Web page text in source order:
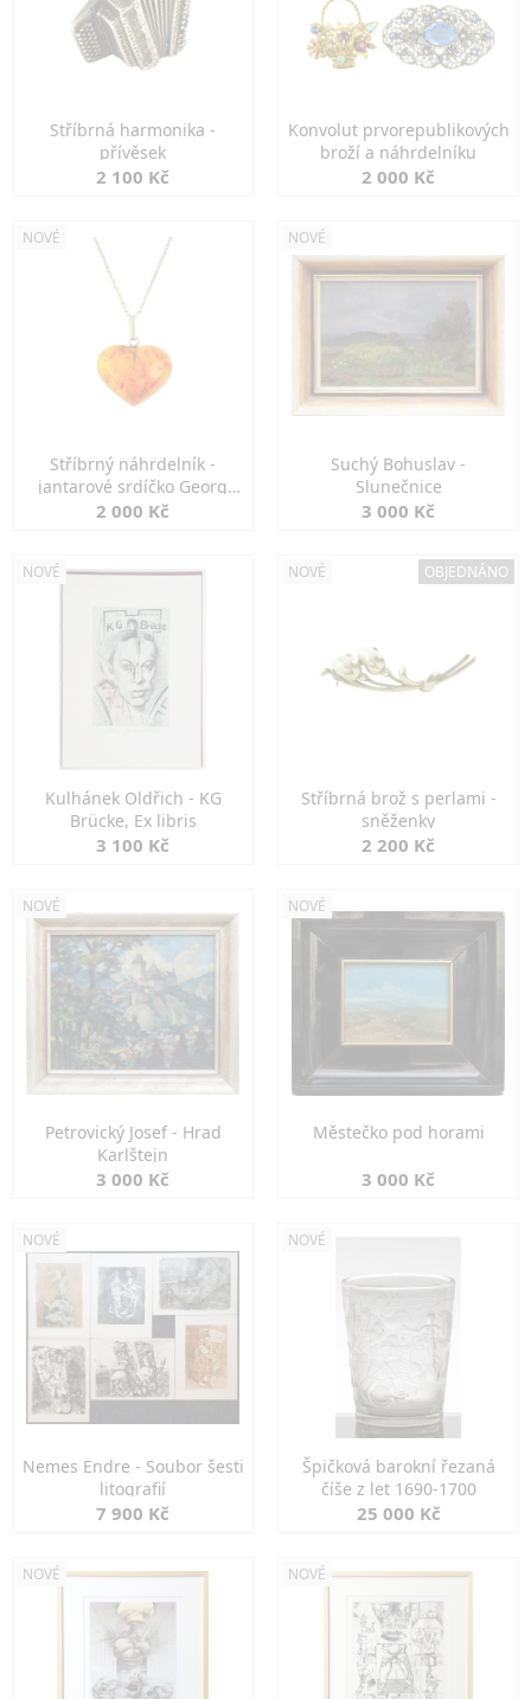
Stříbrná harmonika -
přívěsek
2 100 Kč
Konvolut prvorepublikových
broží a náhrdelníku
2 000 Kč
NOVÉ
Stříbrný náhrdelník -
jantarové srdíčko Georg
Kramer
2 000 Kč
NOVÉ
Suchý Bohuslav -
Slunečnice
3 000 Kč
NOVÉ
Kulhánek Oldřich - KG
Brücke, Ex libris
3 100 Kč
NOVÉ OBJEDNÁNO
Stříbrná brož s perlami -
sněženky
2 200 Kč
NOVÉ
Petrovický Josef - Hrad
Karlštejn
3 000 Kč
NOVÉ
Městečko pod horami
3 000 Kč
NOVÉ
Nemes Endre - Soubor šesti
litografií
7 900 Kč
NOVÉ
Špičková barokní řezaná
číše z let 1690-1700
25 000 Kč
NOVÉ NOVÉ